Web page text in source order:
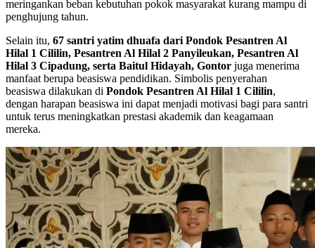
meringankan beban kebutuhan pokok masyarakat kurang mampu di
penghujung tahun.
Selain itu, 67 santri yatim dhuafa dari Pondok Pesantren Al
Hilal 1 Cililin, Pesantren Al Hilal 2 Panyileukan, Pesantren Al
Hilal 3 Cipadung, serta Baitul Hidayah, Gontor juga menerima
manfaat berupa beasiswa pendidikan. Simbolis penyerahan
beasiswa dilakukan di Pondok Pesantren Al Hilal 1 Cililin,
dengan harapan beasiswa ini dapat menjadi motivasi bagi para santri
untuk terus meningkatkan prestasi akademik dan keagamaan
mereka.